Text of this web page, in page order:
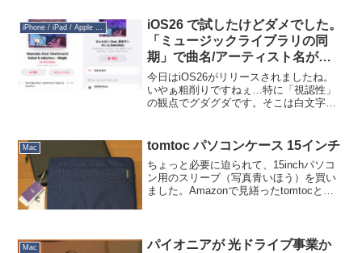
iOS26 で試したけどダメでした。
「ミュージックライブラリの同
期」で曲名/アーティスト名が英
語表記になる問題
今日はiOS26がリリースされましたね。
いやぁ粗削りですねぇ…特に「視認性」
の観点でグダグダです。そこは白文字じ
背景に合わせてダイナミックに文字色を
変えているところでう...
Mac tomtoc パソコンケース 15インチ
ちょっと必要に迫られて、15inchパソコ
ン用のスリーブ（写真青いほう）を買い
ました。Amazonで見繕ったtomtocとい
Mac
パイオニアが 光ドライブ事業か